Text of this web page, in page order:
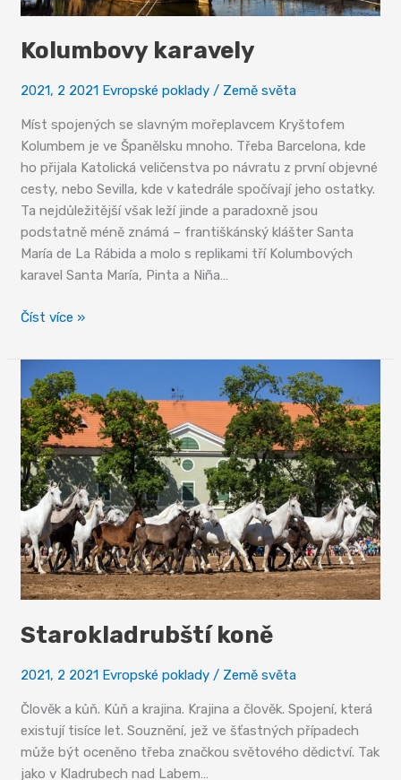
Kolumbovy karavely
2021, 2 2021 Evropské poklady / Země světa
Míst spojených se slavným mořeplavcem Kryštofem
Kolumbem je ve Španělsku mnoho. Třeba Barcelona, kde
ho přijala Katolická veličenstva po návratu z první objevné
cesty, nebo Sevilla, kde v katedrále spočívají jeho ostatky.
Ta nejdůležitější však leží jinde a paradoxně jsou
podstatně méně známá – františkánský klášter Santa
María de La Rábida a molo s replikami tří Kolumbových
karavel Santa María, Pinta a Niña…
Kolumbovy
Číst více »
Starokladrubští koně
2021, 2 2021 Evropské poklady / Země světa
Člověk a kůň. Kůň a krajina. Krajina a člověk. Spojení, která
existují tisíce let. Souznění, jež ve šťastných případech
může být oceněno třeba značkou světového dědictví. Tak
jako v Kladrubech nad Labem…